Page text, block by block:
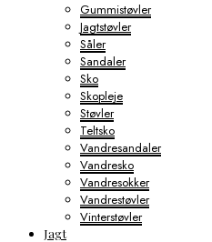
Gummistøvler
Jagtstøvler
Såler
Sandaler
Sko
Skopleje
Støvler
Teltsko
Vandresandaler
Vandresko
Vandresokker
Vandrestøvler
Vinterstøvler
Jagt